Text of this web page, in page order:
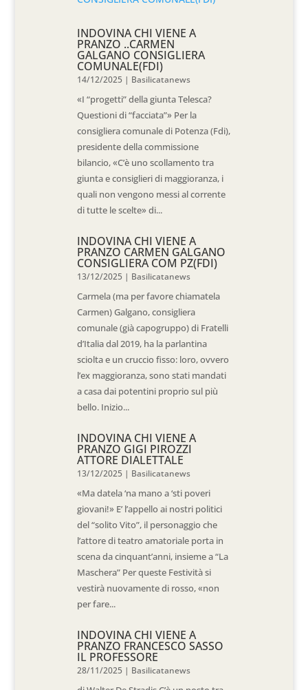
INDOVINA CHI VIENE A
PRANZO ..CARMEN
GALGANO CONSIGLIERA
COMUNALE(FDI)
14/12/2025 | Basilicatanews
«I “progetti” della giunta Telesca?
Questioni di “facciata”» Per la
consigliera comunale di Potenza (Fdi),
presidente della commissione
bilancio, «C’è uno scollamento tra
giunta e consiglieri di maggioranza, i
quali non vengono messi al corrente
di tutte le scelte» di...
INDOVINA CHI VIENE A
PRANZO CARMEN GALGANO
CONSIGLIERA COM PZ(FDI)
13/12/2025 | Basilicatanews
Carmela (ma per favore chiamatela
Carmen) Galgano, consigliera
comunale (già capogruppo) di Fratelli
d’Italia dal 2019, ha la parlantina
sciolta e un cruccio fisso: loro, ovvero
l’ex maggioranza, sono stati mandati
a casa dai potentini proprio sul più
bello. Inizio...
INDOVINA CHI VIENE A
PRANZO GIGI PIROZZI
ATTORE DIALETTALE
13/12/2025 | Basilicatanews
«Ma datela ‘na mano a ‘sti poveri
giovani!» E’ l’appello ai nostri politici
del “solito Vito”, il personaggio che
l’attore di teatro amatoriale porta in
scena da cinquant’anni, insieme a “La
Maschera” Per queste Festività si
vestirà nuovamente di rosso, «non
per fare...
INDOVINA CHI VIENE A
PRANZO FRANCESCO SASSO
IL PROFESSORE
28/11/2025 | Basilicatanews